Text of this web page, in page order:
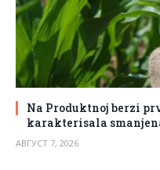
Na Produktnoj berzi
karakterisala
АВГУСТ 7, 2026